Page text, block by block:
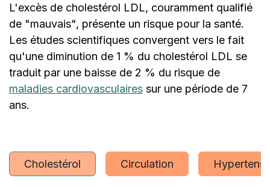
L'excès de cholestérol LDL, couramment qualifié
de "mauvais", présente un risque pour la santé.
Les études scientifiques convergent vers le fait
qu'une diminution de 1 % du cholestérol LDL se
traduit par une baisse de 2 % du risque de
maladies cardiovasculaires sur une période de 7
ans.
Cholestérol Circulation